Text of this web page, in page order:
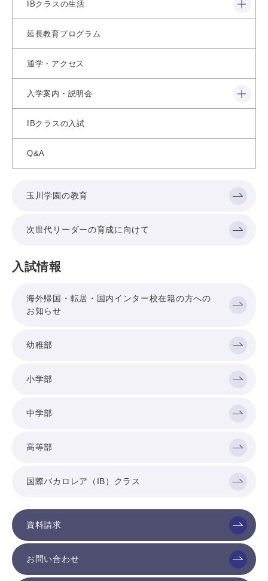
IBクラスの生活
延長教育プログラム
通学・アクセス
入学案内・説明会 閉じる
IBクラスの入試
Q&A
玉川学園の教育
次世代リーダーの育成に向けて
入試情報
海外帰国・転居・国内インター校在籍の方への
お知らせ
幼稚部
小学部
中学部
高等部
国際バカロレア（IB）クラス
資料請求
お問い合わせ